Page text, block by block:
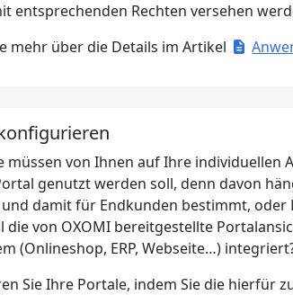
entsprechenden Rechten versehen
mehr über die Details im Artikel
müssen von Ihnen auf Ihre individuellen
genutzt werden soll, denn davon
damit für Endkunden bestimmt,
die von OXOMI bereitgestellte
(Onlineshop, ERP, Webseite…)
Sie Ihre Portale, indem Sie die hierfür